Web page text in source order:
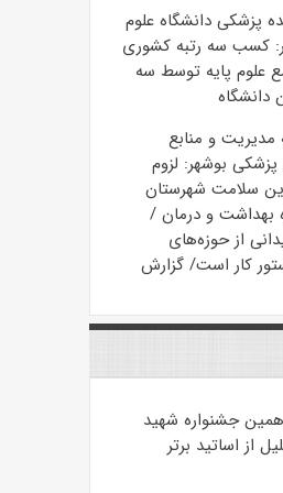
پزشکی دانشگاه علوم
کسب سه رتبه کشوری
علوم پایه توسط سه
دانشگاه
مدیریت و منابع
پزشکی بوشهر: لزوم
سلامت شهرستان
بهداشت و درمان /
از حوزه‌های
کار است/ گزارش
جشنواره شهید
از اساتید برتر